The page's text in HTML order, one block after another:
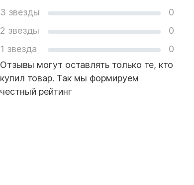
3 звезды
0
2 звезды
0
1 звезда
0
Отзывы могут оставлять только те, кто
купил товар. Так мы формируем
честный рейтинг